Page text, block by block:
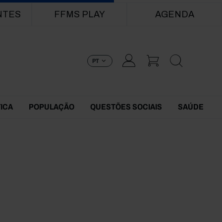
FFMS PLAY AGENDA
PT
POPULAÇÃO QUESTÕES SOCIAIS SAÚDE